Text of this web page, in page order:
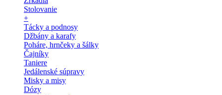
Stolovanie
+
Tácky a podnosy
Džbány a karafy
Poháre, hrnčeky a šálky
Čajníky
Taniere
Jedálenské súpravy
Misky a misy
Dózy